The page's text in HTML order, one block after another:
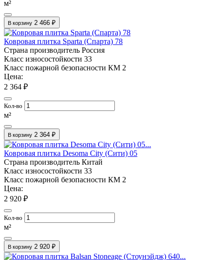
м²
В корзину 2 466 ₽
Ковровая плитка Sparta (Спарта) 78
Страна производитель Россия
Класс износостойкости 33
Класс пожарной безопасности КМ 2
Цена:
2 364 ₽
Кол-во
м²
В корзину 2 364 ₽
Ковровая плитка Desoma City (Сити) 05
Страна производитель Китай
Класс износостойкости 33
Класс пожарной безопасности КМ 2
Цена:
2 920 ₽
Кол-во
м²
В корзину 2 920 ₽